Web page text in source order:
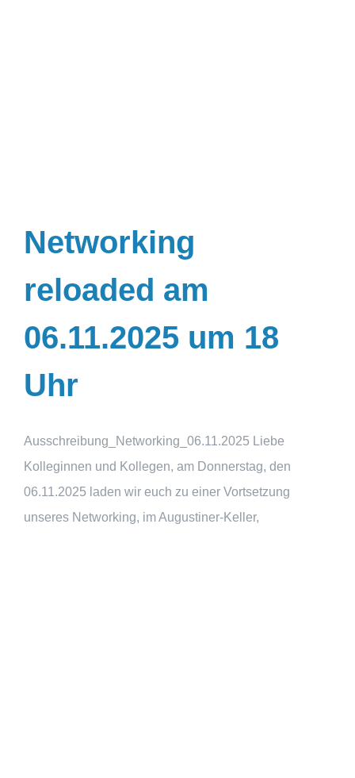
Networking
reloaded am
06.11.2025 um 18
Uhr
Ausschreibung_Networking_06.11.2025 Liebe
Kolleginnen und Kollegen, am Donnerstag, den
06.11.2025 laden wir euch zu einer Vortsetzung
unseres Networking, im Augustiner-Keller,